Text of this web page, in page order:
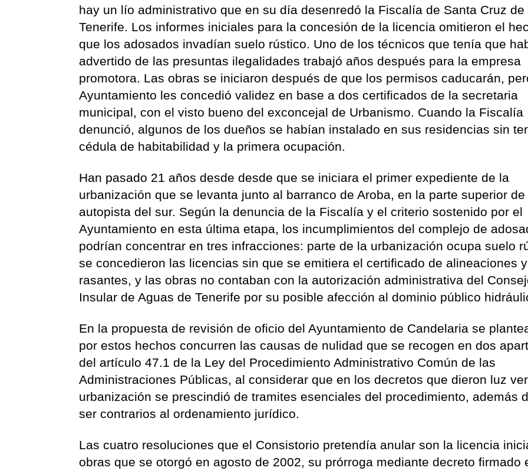
hay un lío administrativo que en su día desenredó la Fiscalía de Santa Cruz de
Tenerife. Los informes iniciales para la concesión de la licencia omitieron el
que los adosados invadían suelo rústico. Uno de los técnicos que tenía que
advertido de las presuntas ilegalidades trabajó años después para la empresa
promotora. Las obras se iniciaron después de que los permisos caducarán,
Ayuntamiento les concedió validez en base a dos certificados de la secretaria
municipal, con el visto bueno del exconcejal de Urbanismo. Cuando la Fiscalía
denunció, algunos de los dueños se habían instalado en sus residencias sin
cédula de habitabilidad y la primera ocupación.
Han pasado 21 años desde desde que se iniciara el primer expediente de la
urbanización que se levanta junto al barranco de Aroba, en la parte superior de
autopista del sur. Según la denuncia de la Fiscalía y el criterio sostenido por el
Ayuntamiento en esta última etapa, los incumplimientos del complejo de
podrían concentrar en tres infracciones: parte de la urbanización ocupa suelo
se concedieron las licencias sin que se emitiera el certificado de alineaciones y
rasantes, y las obras no contaban con la autorización administrativa del
Insular de Aguas de Tenerife por su posible afección al dominio público
En la propuesta de revisión de oficio del Ayuntamiento de Candelaria se
por estos hechos concurren las causas de nulidad que se recogen en dos
del artículo 47.1 de la Ley del Procedimiento Administrativo Común de las
Administraciones Públicas, al considerar que en los decretos que dieron luz
urbanización se prescindió de tramites esenciales del procedimiento, además
ser contrarios al ordenamiento jurídico.
Las cuatro resoluciones que el Consistorio pretendía anular son la licencia
obras que se otorgó en agosto de 2002, su prórroga mediante decreto firmado